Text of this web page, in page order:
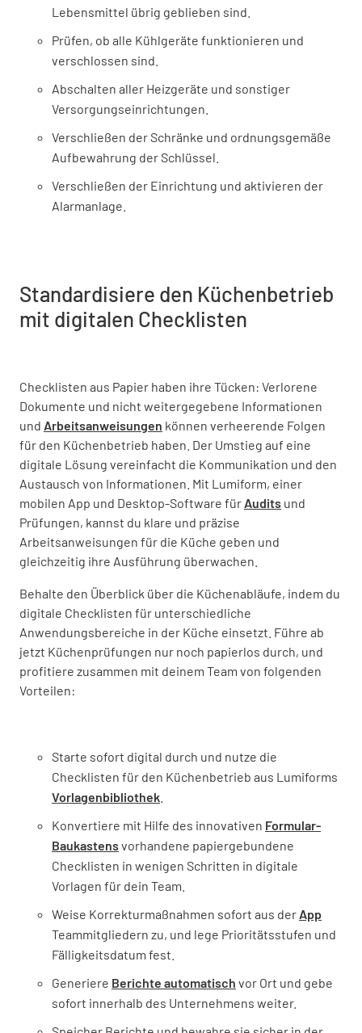
Lebensmittel übrig geblieben sind.
Prüfen, ob alle Kühlgeräte funktionieren und
verschlossen sind.
Abschalten aller Heizgeräte und sonstiger
Versorgungseinrichtungen.
Verschließen der Schränke und ordnungsgemäße
Aufbewahrung der Schlüssel.
Verschließen der Einrichtung und aktivieren der
Alarmanlage.
Standardisiere den Küchenbetrieb
mit digitalen Checklisten
Checklisten aus Papier haben ihre Tücken: Verlorene
Dokumente und nicht weitergegebene Informationen
und Arbeitsanweisungen können verheerende Folgen
für den Küchenbetrieb haben. Der Umstieg auf eine
digitale Lösung vereinfacht die Kommunikation und den
Austausch von Informationen. Mit Lumiform, einer
mobilen App und Desktop-Software für Audits und
Prüfungen, kannst du klare und präzise
Arbeitsanweisungen für die Küche geben und
gleichzeitig ihre Ausführung überwachen.
Behalte den Überblick über die Küchenabläufe, indem du
digitale Checklisten für unterschiedliche
Anwendungsbereiche in der Küche einsetzt. Führe ab
jetzt Küchenprüfungen nur noch papierlos durch, und
profitiere zusammen mit deinem Team von folgenden
Vorteilen:
Starte sofort digital durch und nutze die
Checklisten für den Küchenbetrieb aus Lumiforms
Vorlagenbibliothek
Konvertiere mit Hilfe des innovativen Formular-
Baukastensvorhandene papiergebundene
Checklisten in wenigen Schritten in digitale
Vorlagen für dein Team.
Weise Korrekturmaßnahmen sofort aus der App
Teammitgliedern zu, und lege Prioritätsstufen und
Fälligkeitsdatum fest.
Generiere Berichte automatisch vor Ort und gebe
sofort innerhalb des Unternehmens weiter.